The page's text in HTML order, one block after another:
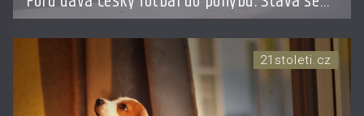
novým partnerem FAČR
21stoleti.cz